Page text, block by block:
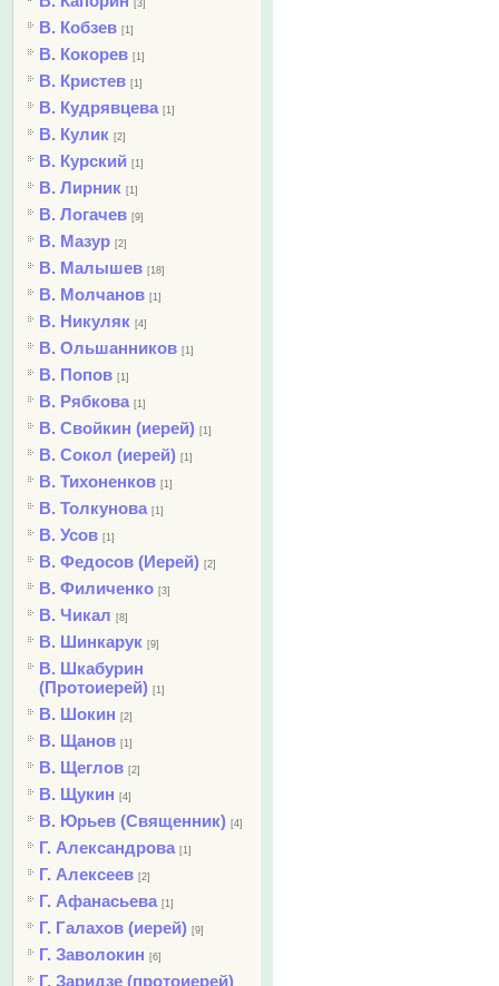
[3]
В. Кобзев [1]
В. Кокорев [1]
В. Кристев [1]
В. Кудрявцева [1]
В. Кулик [2]
В. Курский [1]
В. Лирник [1]
В. Логачев [9]
В. Мазур [2]
В. Малышев [18]
В. Молчанов [1]
В. Никуляк [4]
В. Ольшанников [1]
В. Попов [1]
В. Рябкова [1]
В. Свойкин (иерей) [1]
В. Сокол (иерей) [1]
В. Тихоненков [1]
В. Толкунова [1]
В. Усов [1]
В. Федосов (Иерей) [2]
В. Филиченко [3]
В. Чикал [8]
В. Шинкарук [9]
В. Шкабурин
(Протоиерей) [1]
В. Шокин [2]
В. Щанов [1]
В. Щеглов [2]
В. Щукин [4]
В. Юрьев (Священник) [4]
Г. Александрова [1]
Г. Алексеев [2]
Г. Афанасьева [1]
Г. Галахов (иерей) [9]
Г. Заволокин [6]
Г. Заридзе (протоиерей)